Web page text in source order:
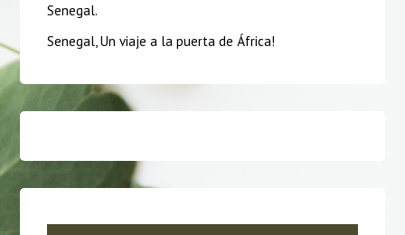
Senegal.
Senegal, Un viaje a la puerta de África!